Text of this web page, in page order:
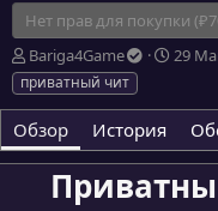
Нет прав для покупки
А
в
т
о
р
Bariga4Game
Д
о
з
29
приватный чит
Обзор История